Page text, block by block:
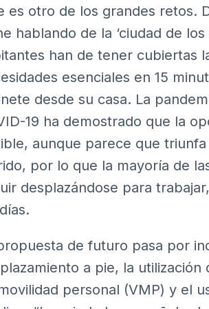
es otro de los grandes retos.
hablando de la ‘ciudad de
han de tener cubiertas
esenciales en 15
desde su casa. La
19 ha demostrado que la
aunque parece que
por lo que la mayoría de
desplazándose para
de futuro pasa por
a pie, la
personal (VMP) y el